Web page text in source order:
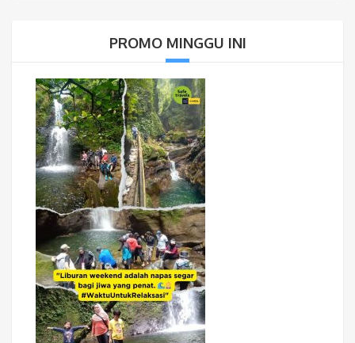
PROMO MINGGU INI